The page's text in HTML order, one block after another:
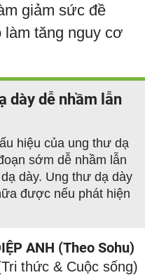
giảm sức đề
làm tăng nguy cơ
dày dễ nhầm lẫn
hiệu của ung thư dạ
sớm dễ nhầm lẫn
dày. Ung thư dạ dày
được nếu phát hiện
ANH (Theo Sohu)
thức & Cuộc sống)